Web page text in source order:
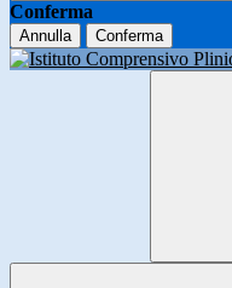
Conferma
Annulla Conferma